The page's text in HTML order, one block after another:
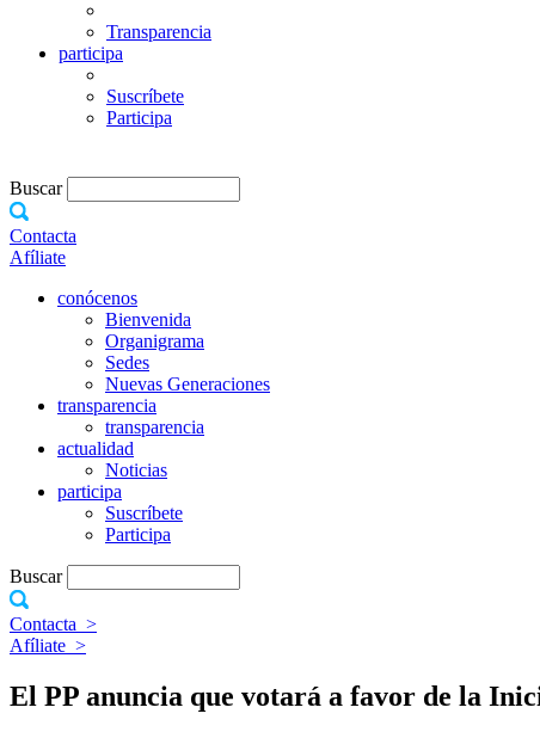
Transparencia
participa
Suscríbete
Participa
Buscar
Contacta
Afíliate
conócenos
Bienvenida
Organigrama
Sedes
Nuevas Generaciones
transparencia
transparencia
actualidad
Noticias
participa
Suscríbete
Participa
Buscar
Contacta >
Afíliate >
El PP anuncia que votará a favor de la